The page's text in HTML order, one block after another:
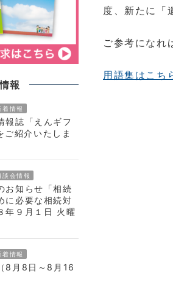
度、新たに「
ご参考になれ
用語集はこち
報
着情報
報誌「えんギフ
紹介いたしま
談会情報
お知らせ「相続
に必要な相続対
年９月１日 火曜
着情報
8月8日～8月16